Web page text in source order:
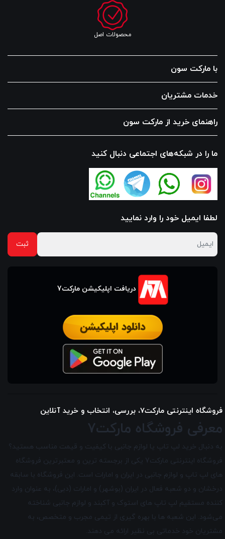
محصولات اصل
با مارکت سون
خدمات مشتریان
راهنمای خرید از مارکت سون
ما را در شبکه‌های اجتماعی دنبال کنید
لطفا ایمیل خود را وارد نمایید
دریافت اپلیکیشن مارکت7
فروشگاه اینترنتی مارکت7، بررسی، انتخاب و خرید آنلاین
معرفی فروشگاه مارکت7
به دنبال خرید لپ تاپ یا لوازم جانبی با کیفیت و قیمت مناسب هستید؟
فروشگاه اینترنتی مارکت7 یکی از برجسته ترین و معتبرترین فروشگاه
های لپ تاپ و لوازم جانبی در ایران و امارات است. این فروشگاه با سابقه
درخشان و دو شعبه فعال در ایران (بوشهر) و امارات (دبی)، به عنوان وارد
کننده مستقیم لپ تاپ های استوک و آکبند و لوازم جانبی شناخته
می‌شود. این شعبه ها با بهره گیری از تیمی مجرب و متخصص، به
مشتریان خود خدماتی بی نظیر ارائه می دهند.